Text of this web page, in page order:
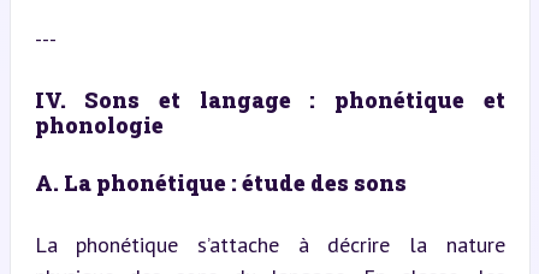
---
IV. Sons et langage : phonétique et
phonologie
A. La phonétique : étude des sons
La phonétique s’attache à décrire la nature